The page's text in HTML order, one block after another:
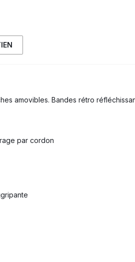
amovibles. Bandes rétro
par cordon